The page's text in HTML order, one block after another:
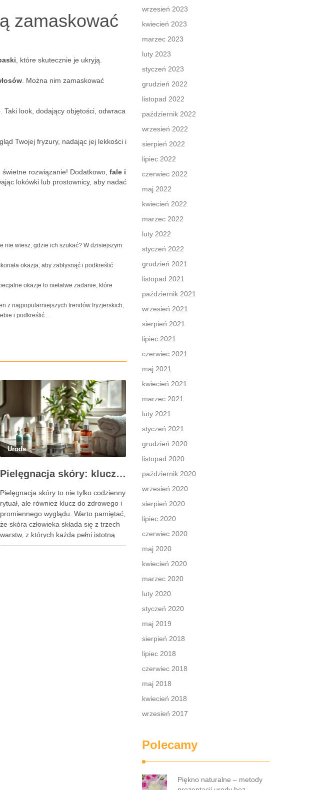
zamaskować
, które skutecznie je ukryją.
. Można nim zamaskować
. Taki look, dodający objętości, odwraca
Twojej fryzury, nadając jej lekkości i
rozwiązanie! Dodatkowo, fale i
lokówki lub prostownicy, aby nadać
nie wiesz, gdzie ich szukać? W dzisiejszym
okazja, aby zabłysnąć i podkreślić
okazje to niełatwe zadanie, które
z najpopularniejszych trendów fryzjerskich,
i podkreślić...
Uroda
Pielęgnacja skóry: kluczowe informacje i skuteczne metody
Pielęgnacja skóry to nie tylko codzienny
rytuał, ale również klucz do zdrowego i
promiennego wyglądu. Warto pamiętać,
że skóra człowieka składa się z trzech
warstw, z których każda pełni istotną
rolę w ochronie organizmu. Naskórek,
wrzesień 2023
kwiecień 2023
marzec 2023
luty 2023
styczeń 2023
grudzień 2022
listopad 2022
październik 2022
wrzesień 2022
sierpień 2022
lipiec 2022
czerwiec 2022
maj 2022
kwiecień 2022
marzec 2022
luty 2022
styczeń 2022
grudzień 2021
listopad 2021
październik 2021
wrzesień 2021
sierpień 2021
lipiec 2021
czerwiec 2021
maj 2021
kwiecień 2021
marzec 2021
luty 2021
styczeń 2021
grudzień 2020
listopad 2020
październik 2020
wrzesień 2020
sierpień 2020
lipiec 2020
czerwiec 2020
maj 2020
kwiecień 2020
marzec 2020
luty 2020
styczeń 2020
maj 2019
sierpień 2018
lipiec 2018
czerwiec 2018
maj 2018
kwiecień 2018
wrzesień 2017
Polecamy
Piękno naturalne – metody